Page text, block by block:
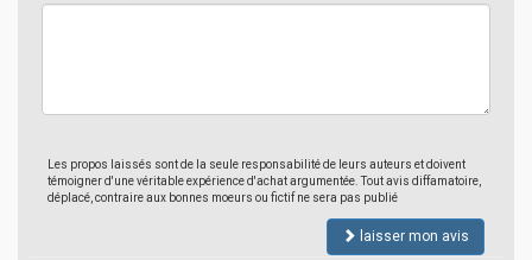
Les propos laissés sont de la seule responsabilité de leurs auteurs et doivent
témoigner d'une véritable expérience d'achat argumentée. Tout avis diffamatoire,
déplacé, contraire aux bonnes moeurs ou fictif ne sera pas publié
laisser mon avis